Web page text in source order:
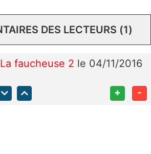
DES LECTEURS (1)
La faucheuse 2 le 04/11/2016
+ -